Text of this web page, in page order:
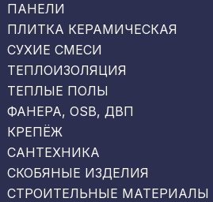
ПАНЕЛИ
ПЛИТКА КЕРАМИЧЕСКАЯ
СУХИЕ СМЕСИ
ТЕПЛОИЗОЛЯЦИЯ
ТЕПЛЫЕ ПОЛЫ
ФАНЕРА, OSB, ДВП
КРЕПЁЖ
САНТЕХНИКА
СКОБЯНЫЕ ИЗДЕЛИЯ
СТРОИТЕЛЬНЫЕ МАТЕРИАЛЫ